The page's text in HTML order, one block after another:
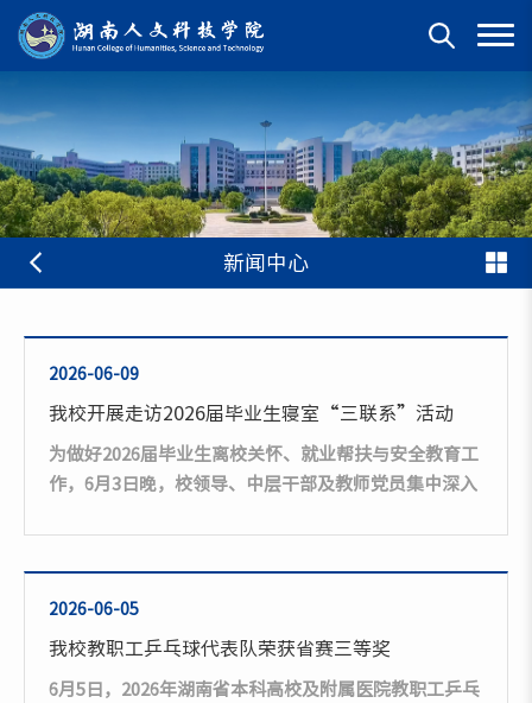
新闻中心
2026-06-09
我校开展走访2026届毕业生寝室“三联系”活动
为做好2026届毕业生离校关怀、就业帮扶与安全教育工
作，6月3日晚，校领导、中层干部及教师党员集中深入
宿舍安全排查，全方位做好育人服务保障。 党委书记胡
凯波深入马克思主义学院多间毕业生寝室，与毕业生们
考研等情况，认真倾听同学们的学业收获与成长感悟，
分享大家升学就业的喜悦。...
2026-06-05
我校教职工乒乓球代表队荣获省赛三等奖
6月5日，2026年湖南省本科高校及附属医院教职工乒乓